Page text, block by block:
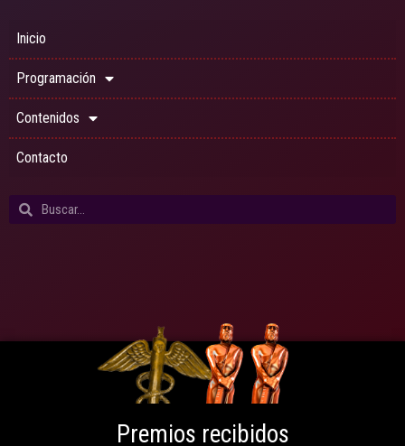
Inicio
Programación
Contenidos
Contacto
Premios recibidos